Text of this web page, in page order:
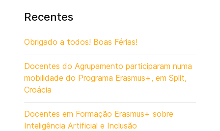
Recentes
Obrigado a todos! Boas Férias!
Docentes do Agrupamento participaram numa
mobilidade do Programa Erasmus+, em Split,
Croácia
Docentes em Formação Erasmus+ sobre
Inteligência Artificial e Inclusão